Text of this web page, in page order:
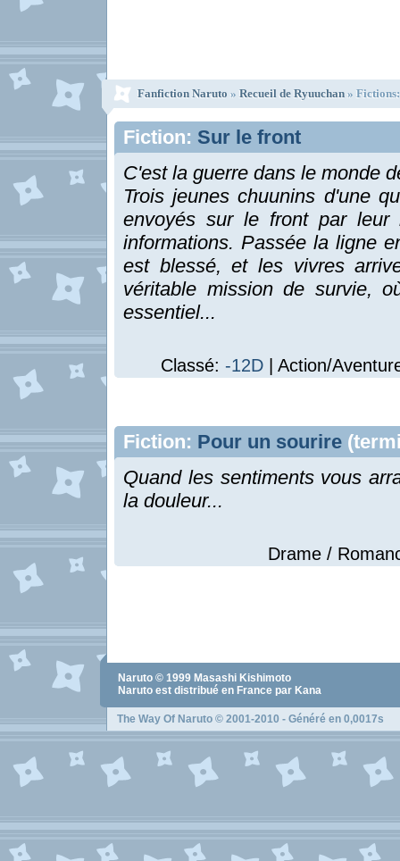
Fanfiction Naruto » Recueil de Ryuuchan » Fictions:
Fiction: Sur le front
C'est la guerre dans le monde
Trois jeunes chuunins d'une
envoyés sur le front par leur
informations. Passée la ligne
est blessé, et les vivres
véritable mission de survie,
essentiel...
Classé: -12D | Action/
Fiction: Pour un sourire
Quand les sentiments vous
la douleur...
Drame /
Naruto © 1999 Masashi Kishimoto
Naruto est distribué en France par Kana
The Way Of Naruto © 2001-2010 - Généré en 0,0017s